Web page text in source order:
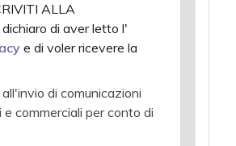
ALLA
di aver letto l'
e di voler ricevere la
di comunicazioni
e commerciali per conto di